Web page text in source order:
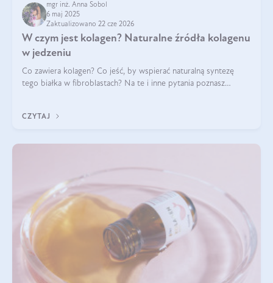
mgr inż. Anna Sobol
6 maj 2025
Zaktualizowano 22 cze 2026
W czym jest kolagen? Naturalne źródła kolagenu
w jedzeniu
Co zawiera kolagen? Co jeść, by wspierać naturalną syntezę
tego białka w fibroblastach? Na te i inne pytania poznasz
CZYTAJ